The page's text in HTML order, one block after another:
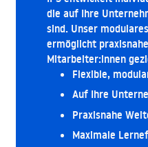
die auf Ihre
sind. Unser
ermöglicht
Mitarbeiter:innen
Flexible,
Auf Ihre
Praxisnahe
Maximale